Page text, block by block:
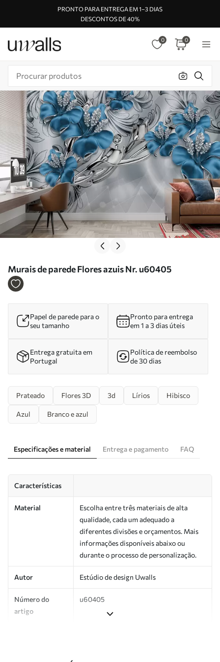
PRONTO PARA ENTREGA EM 1–3 DIAS
DESCONTOS DE 40%
0 0
Murais de parede Flores azuis Nr. u60405
Papel de parede para o
seu tamanho
Pronto para entrega
em 1 a 3 dias úteis
Entrega gratuita em
Portugal
Política de reembolso
de 30 dias
Prateado Flores 3D 3d Lírios Hibisco
Azul Branco e azul
Especificações e material Entrega e pagamento FAQ
Características
Material
Escolha entre três materiais de alta
qualidade, cada um adequado a
diferentes divisões e orçamentos. Mais
informações disponíveis abaixo ou
durante o processo de personalização.
Autor Estúdio de design Uwalls
Número do
artigo
u60405